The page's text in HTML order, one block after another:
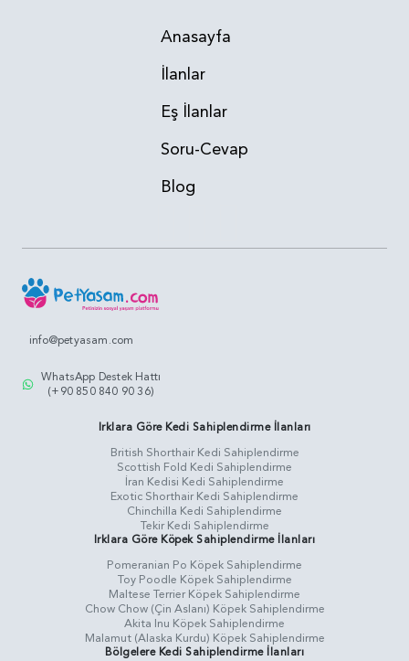
Anasayfa
İlanlar
Eş İlanlar
Soru-Cevap
Blog
info@petyasam.com
WhatsApp Destek Hattı
(+90 850 840 90 36)
Irklara Göre Kedi Sahiplendirme İlanları
British Shorthair Kedi Sahiplendirme
Scottish Fold Kedi Sahiplendirme
İran Kedisi Kedi Sahiplendirme
Exotic Shorthair Kedi Sahiplendirme
Chinchilla Kedi Sahiplendirme
Tekir Kedi Sahiplendirme
Irklara Göre Köpek Sahiplendirme İlanları
Pomeranian Po Köpek Sahiplendirme
Toy Poodle Köpek Sahiplendirme
Maltese Terrier Köpek Sahiplendirme
Chow Chow (Çin Aslanı) Köpek Sahiplendirme
Akita Inu Köpek Sahiplendirme
Malamut (Alaska Kurdu) Köpek Sahiplendirme
Bölgelere Kedi Sahiplendirme İlanları